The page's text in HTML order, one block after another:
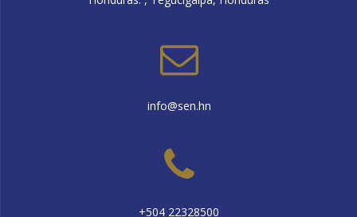
info@sen.hn
+504 22328500